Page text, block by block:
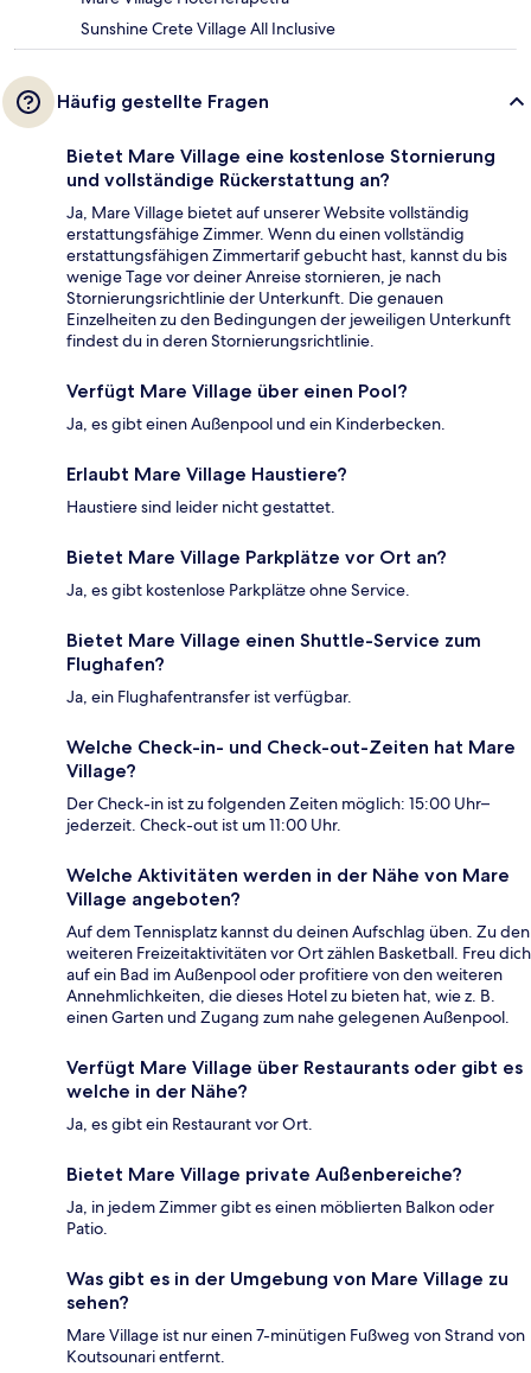
Sunshine Crete Village All Inclusive
Häufig gestellte Fragen
Bietet Mare Village eine kostenlose Stornierung
und vollständige Rückerstattung an?
Ja, Mare Village bietet auf unserer Website vollständig
erstattungsfähige Zimmer. Wenn du einen vollständig
erstattungsfähigen Zimmertarif gebucht hast, kannst du bis
wenige Tage vor deiner Anreise stornieren, je nach
Stornierungsrichtlinie der Unterkunft. Die genauen
Einzelheiten zu den Bedingungen der jeweiligen Unterkunft
findest du in deren Stornierungsrichtlinie.
Verfügt Mare Village über einen Pool?
Ja, es gibt einen Außenpool und ein Kinderbecken.
Erlaubt Mare Village Haustiere?
Haustiere sind leider nicht gestattet.
Bietet Mare Village Parkplätze vor Ort an?
Ja, es gibt kostenlose Parkplätze ohne Service.
Bietet Mare Village einen Shuttle-Service zum
Flughafen?
Ja, ein Flughafentransfer ist verfügbar.
Welche Check-in- und Check-out-Zeiten hat Mare
Village?
Der Check-in ist zu folgenden Zeiten möglich: 15:00 Uhr–
jederzeit. Check-out ist um 11:00 Uhr.
Welche Aktivitäten werden in der Nähe von Mare
Village angeboten?
Auf dem Tennisplatz kannst du deinen Aufschlag üben. Zu den
weiteren Freizeitaktivitäten vor Ort zählen Basketball. Freu dich
auf ein Bad im Außenpool oder profitiere von den weiteren
Annehmlichkeiten, die dieses Hotel zu bieten hat, wie z. B.
einen Garten und Zugang zum nahe gelegenen Außenpool.
Verfügt Mare Village über Restaurants oder gibt es
welche in der Nähe?
Ja, es gibt ein Restaurant vor Ort.
Bietet Mare Village private Außenbereiche?
Ja, in jedem Zimmer gibt es einen möblierten Balkon oder
Patio.
Was gibt es in der Umgebung von Mare Village zu
sehen?
Mare Village ist nur einen 7-minütigen Fußweg von Strand von
Koutsounari entfernt.